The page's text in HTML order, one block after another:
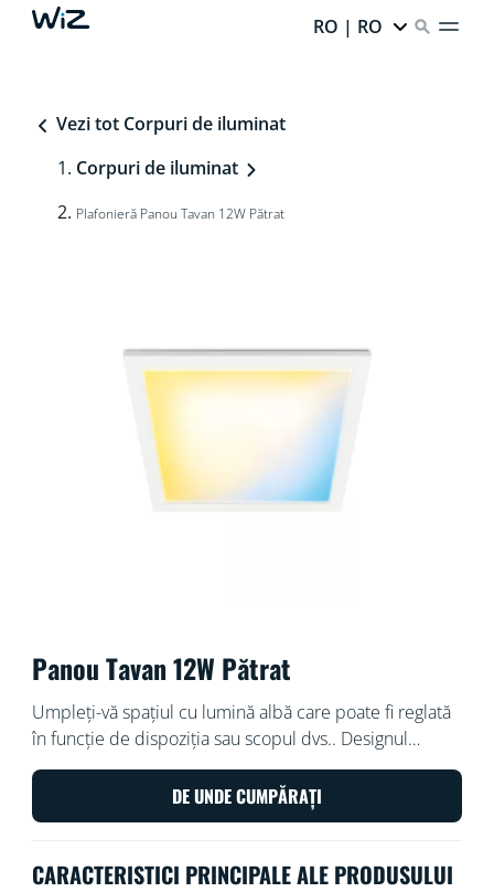
RO | RO
Vezi tot Corpuri de iluminat
Corpuri de iluminat
Plafonieră Panou Tavan 12W Pătrat
Panou Tavan 12W Pătrat
Umpleți-vă spațiul cu lumină albă care poate fi reglată
în funcție de dispoziția sau scopul dvs.. Designul
elegant și instalarea ușoară fac ca aceasta să devină o
parte confortabilă și perfectă pentru spațiul dvs.
DE UNDE CUMPĂRAȚI
CARACTERISTICI PRINCIPALE ALE PRODUSULUI